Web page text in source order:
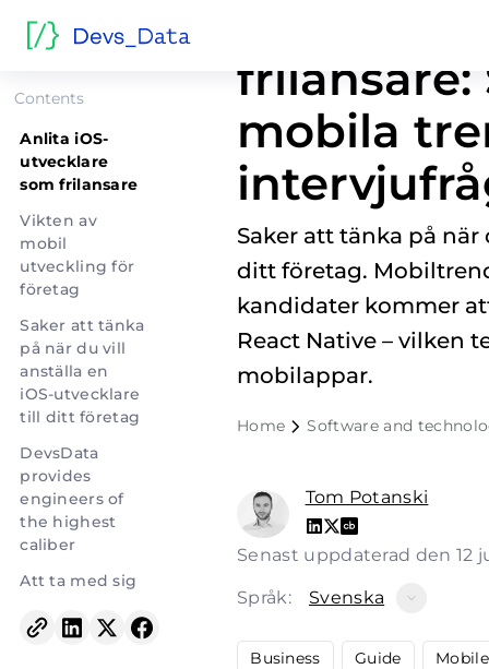
Contents
Anlita iOS-
utvecklare
som frilansare
Vikten av
mobil
utveckling för
företag
Saker att tänka
på när du vill
anställa en
iOS-utvecklare
till ditt företag
DevsData
provides
engineers of
the highest
caliber
Att ta med sig
frilansare:
mobila
Saker att tänka på
ditt företag.
kandidater kommer
React Native – vilken
mobilappar.
Home Software and
Tom Potanski
Senast uppdaterad den 12
Språk: Svenska
Business Guide Mobile